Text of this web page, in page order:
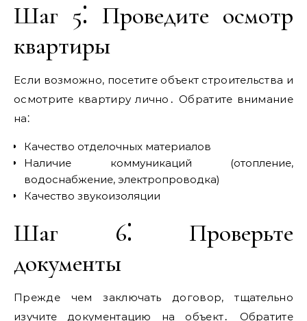
Шаг 5⁚ Проведите осмотр
квартиры
Если возможно, посетите объект строительства и
осмотрите квартиру лично․ Обратите внимание
на⁚
Качество отделочных материалов
Наличие коммуникаций (отопление,
водоснабжение, электропроводка)
Качество звукоизоляции
Шаг 6⁚ Проверьте
документы
Прежде чем заключать договор, тщательно
изучите документацию на объект․ Обратите